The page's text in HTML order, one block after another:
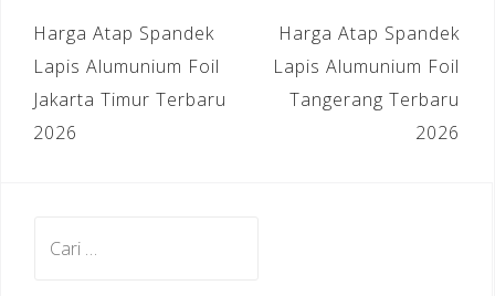
b
o
o
k
a
m
e
st
Navigasi
pos
Harga Atap Spandek
Lapis Alumunium Foil
Jakarta Timur Terbaru
2026
Harga Atap Spandek
Lapis Alumunium Foil
Tangerang Terbaru
2026